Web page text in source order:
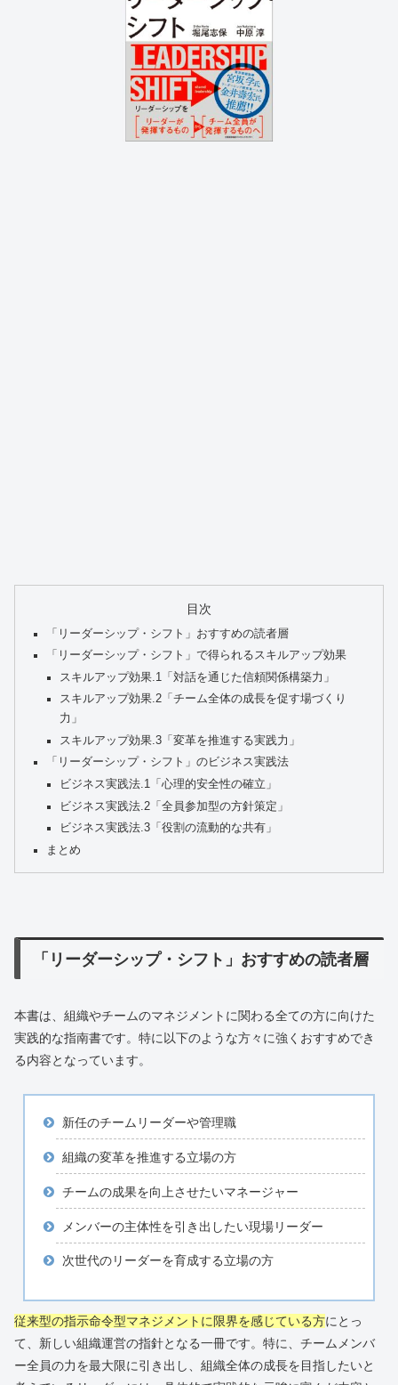
目次
「リーダーシップ・シフト」おすすめの読者層
「リーダーシップ・シフト」で得られるスキルアップ効果
スキルアップ効果.1「対話を通じた信頼関係構築力」
スキルアップ効果.2「チーム全体の成長を促す場づくり
力」
スキルアップ効果.3「変革を推進する実践力」
「リーダーシップ・シフト」のビジネス実践法
ビジネス実践法.1「心理的安全性の確立」
ビジネス実践法.2「全員参加型の方針策定」
ビジネス実践法.3「役割の流動的な共有」
まとめ
「リーダーシップ・シフト」おすすめの読者層
本書は、組織やチームのマネジメントに関わる全ての方に向けた
実践的な指南書です。特に以下のような方々に強くおすすめでき
る内容となっています。
新任のチームリーダーや管理職
組織の変革を推進する立場の方
チームの成果を向上させたいマネージャー
メンバーの主体性を引き出したい現場リーダー
次世代のリーダーを育成する立場の方
従来型の指示命令型マネジメントに限界を感じている方にとっ
て、新しい組織運営の指針となる一冊です。特に、チームメンバ
ー全員の力を最大限に引き出し、組織全体の成長を目指したいと